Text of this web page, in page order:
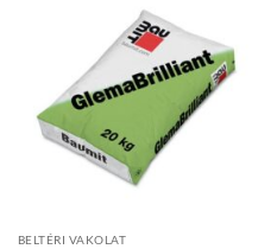
BELTÉRI VAKOLAT